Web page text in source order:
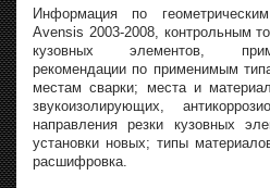
Информация по
Avensis 2003-2008, контрольным
кузовных элементов,
рекомендации по применимым
местам сварки; места и
звукоизолирующих,
направления резки кузовных
установки новых; типы
расшифровка.